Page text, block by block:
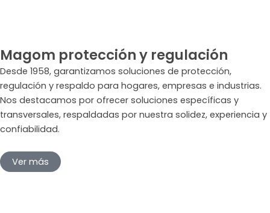
Magom protección y regulación
Desde 1958, garantizamos soluciones de protección,
regulación y respaldo para hogares, empresas e industrias.
Nos destacamos por ofrecer soluciones específicas y
transversales, respaldadas por nuestra solidez, experiencia y
confiabilidad.
Ver más